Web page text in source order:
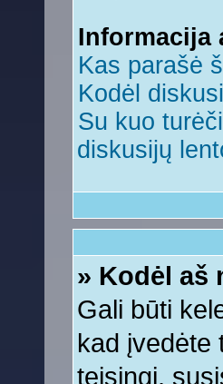
Informacija
Kas parašė
Kodėl
Su kuo
diskusijų
» Kodėl aš
Gali būti
kad įvedėte
teisingi,